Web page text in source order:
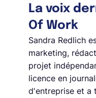
La voix
Of Work
Sandra Redlich
marketing,
projet
licence en
d'entreprise et a